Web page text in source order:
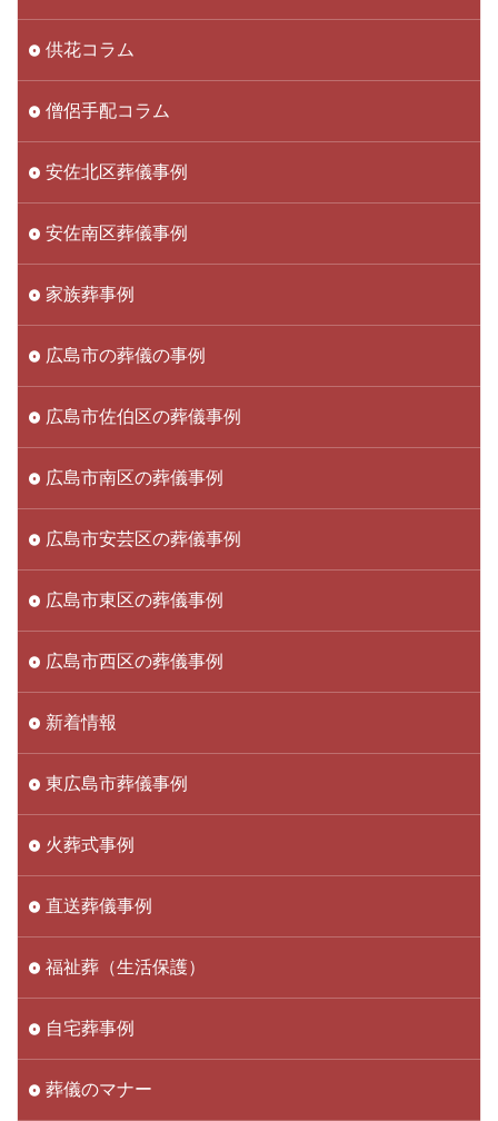
供花コラム
僧侶手配コラム
安佐北区葬儀事例
安佐南区葬儀事例
家族葬事例
広島市の葬儀の事例
広島市佐伯区の葬儀事例
広島市南区の葬儀事例
広島市安芸区の葬儀事例
広島市東区の葬儀事例
広島市西区の葬儀事例
新着情報
東広島市葬儀事例
火葬式事例
直送葬儀事例
福祉葬（生活保護）
自宅葬事例
葬儀のマナー